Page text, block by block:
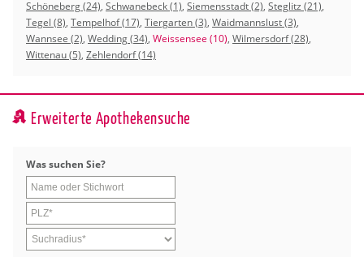
Schöneberg (24), Schwanebeck (1), Siemensstadt (2), Steglitz (21),
Tegel (8), Tempelhof (17), Tiergarten (3), Waidmannslust (3),
Wannsee (2), Wedding (34), Weissensee (10), Wilmersdorf (28),
Wittenau (5), Zehlendorf (14)
Erweiterte Apothekensuche
Was su­chen Sie?